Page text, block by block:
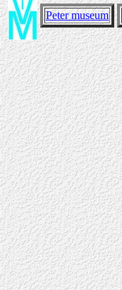
Peter museum